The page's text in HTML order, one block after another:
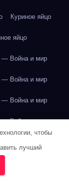
Куриное яйцо
яйцо
— Война и мир
— Война и мир
— Война и мир
— Война и мир
Война и мир
чтобы
лучший